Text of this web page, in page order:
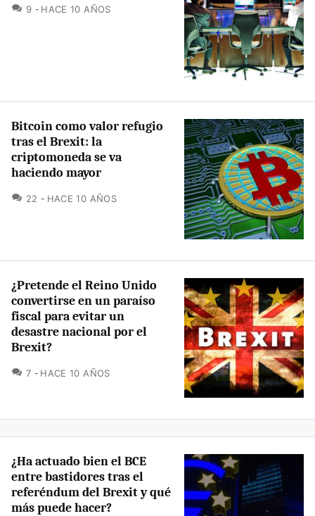
9 COMENTARIOS
HACE 10 AÑOS
Bitcoin como valor refugio
tras el Brexit: la
criptomoneda se va
haciendo mayor
22 COMENTARIOS
HACE 10 AÑOS
¿Pretende el Reino Unido
convertirse en un paraíso
fiscal para evitar un
desastre nacional por el
Brexit?
7 COMENTARIOS
HACE 10 AÑOS
¿Ha actuado bien el BCE
entre bastidores tras el
referéndum del Brexit y qué
más puede hacer?